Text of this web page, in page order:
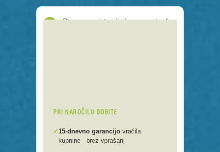
Proces registracije je poenostavljen
PRI NAROČILU DOBITE
✓15-dnevno garancijo vračila
kupnine - brez vprašanj